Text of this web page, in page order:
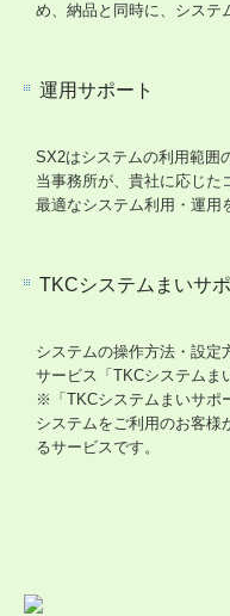
め、納品と同時に、システ
運用サポート
SX2はシステムの利用範囲
当事務所が、貴社に応じた
最適なシステム利用・運用
TKCシステムまいサ
システムの操作方法・設定
サービス「TKCシステムま
※「TKCシステムまいサポ
システムをご利用のお客様
るサービスです。